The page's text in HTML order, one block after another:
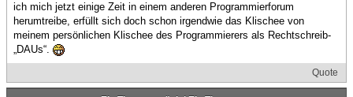
ich mich jetzt einige Zeit in einem anderen Programmierforum
herumtreibe, erfüllt sich doch schon irgendwie das Klischee von
meinem persönlichen Klischee des Programmierers als Rechtschreib-
„DAUs“.
Quote